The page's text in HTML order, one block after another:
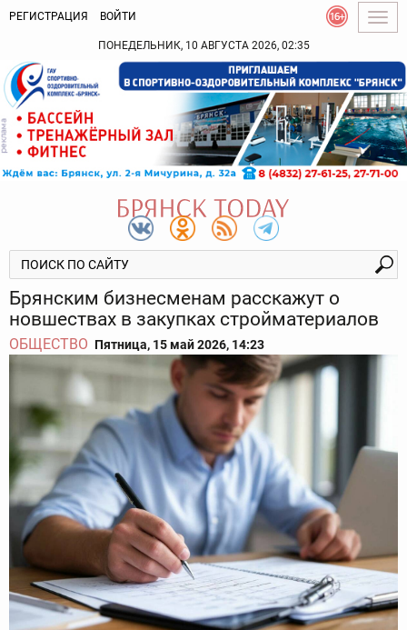
РЕГИСТРАЦИЯ ВОЙТИ
ПОНЕДЕЛЬНИК, 10 АВГУСТА 2026, 02:35
Брянским бизнесменам расскажут о
новшествах в закупках стройматериалов
ОБЩЕСТВО Пятница, 15 май 2026, 14:23